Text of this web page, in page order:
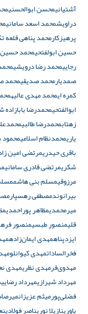
آشتیانیمحسن ابوالحسنی
دراویشمحمد اسعد سامانی
پرهیزکارمحمد پناهی قلعه
حسین ابولفتحیمحمد حسین
رجاییمحمد رضا درویشی
صمدیارمحمد صدیقیمحمد
کمره ایمحمد مهدی عالیه
ابوالفتحیمحمدرضا بابازاده
زهتابمحمدرضا طالبی
یاریمحمدنظام اسلامیمحمود
باقری حیدریمرتضی امین
شکریمرتضی قادری سامانی
مرزوقیمسلم بنی هاشم
بیرانوندمصطفی رهسپار
میرمحمدیمظاهر پوراحمدی
قلیمنصور طبسیمنصور
ایزدپناهمهدی ایمان‌زاده
فخرالساداتمهدی کیوانلو
مهدوی‌فرمهدی نظریمهدی
مهرداد شیرازیمهرداد رضایی
فضلی‌پورمیثم عزیزان
یاورینازیلا نوریناصر فولادی